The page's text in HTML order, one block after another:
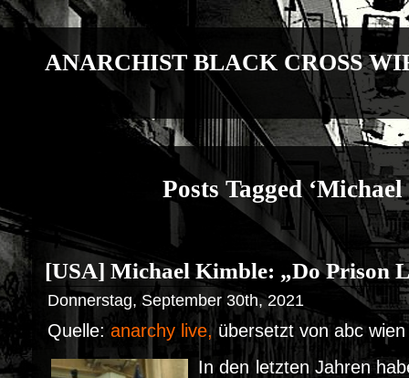
ANARCHIST BLACK CROSS
Posts Tagged
[USA] Michael Kimble: „Do Prison
Donnerstag, September 30th, 2021
Quelle: anarchy live,übersetzt von abc wien
In den letzten Jahren